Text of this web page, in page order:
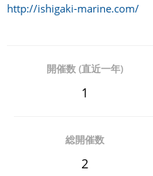
http://ishigaki-marine.com/
開催数 (直近一年)
1
総開催数
2